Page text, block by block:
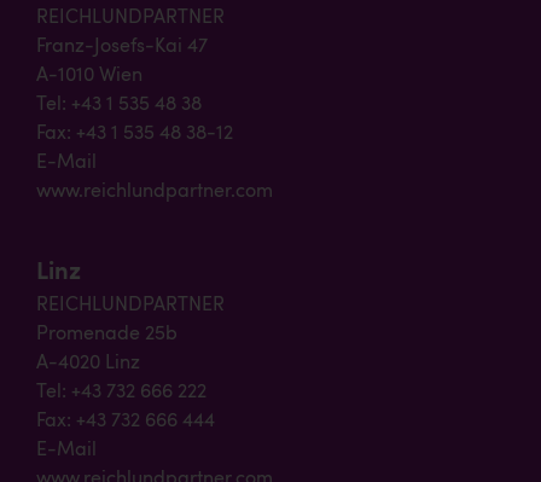
REICHLUNDPARTNER
Franz-Josefs-Kai 47
A-1010 Wien
Tel: +43 1 535 48 38
Fax: +43 1 535 48 38-12
E-Mail
www.reichlundpartner.com
Linz
REICHLUNDPARTNER
Promenade 25b
A-4020 Linz
Tel: +43 732 666 222
Fax: +43 732 666 444
E-Mail